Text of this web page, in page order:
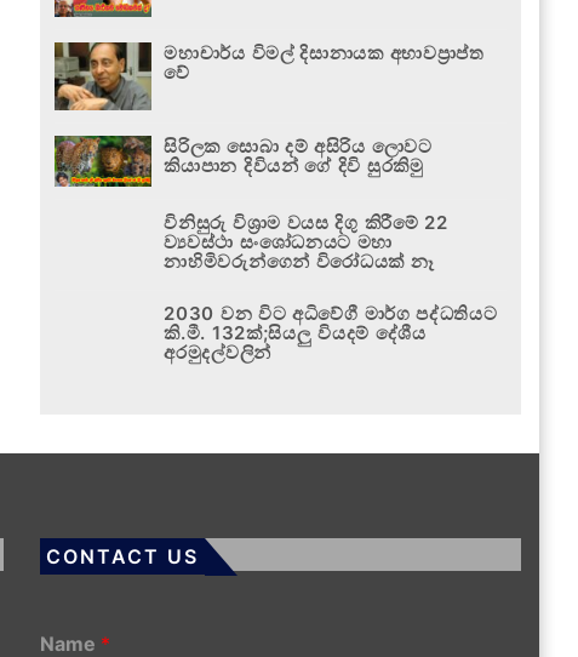
මහාචාර්ය විමල් දිසානායක අභාවප්‍රාප්ත
වේ
සිරිලක සොබා දම් අසිරිය ලොවට
කියාපාන දිවියන් ගේ දිවි සුරකිමු
විනිසුරු විශ්‍රාම වයස දිගු කිරීමේ 22
ව්‍යවස්ථා සංශෝධනයට මහා
නාහිමිවරුන්ගෙන් විරෝධයක් නෑ
2030 වන විට අධිවේගී මාර්ග පද්ධතියට
කි.මී. 132ක්;සියලු වියදම් දේශීය
අරමුදල්වලින්
CONTACT US
Name *